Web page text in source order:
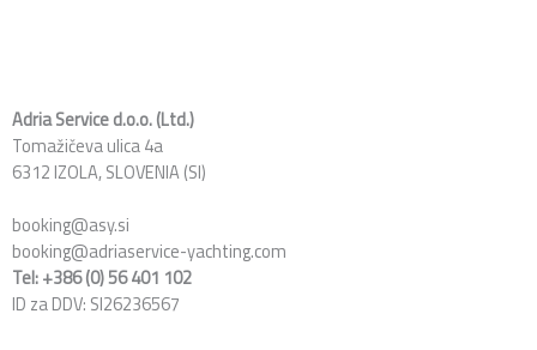
k n a
m
Adria Service d.o.o. (Ltd.)
Tomažičeva ulica 4a
6312 IZOLA, SLOVENIA (SI)
booking@asy.si
booking@adriaservice-yachting.com
Tel: +386 (0) 56 401 102
ID za DDV: SI26236567